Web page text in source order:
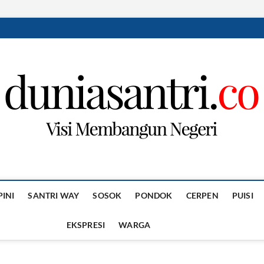
SANTRI WAY SOSOK PONDOK CERPEN PUISI
EKSPRESI WARGA